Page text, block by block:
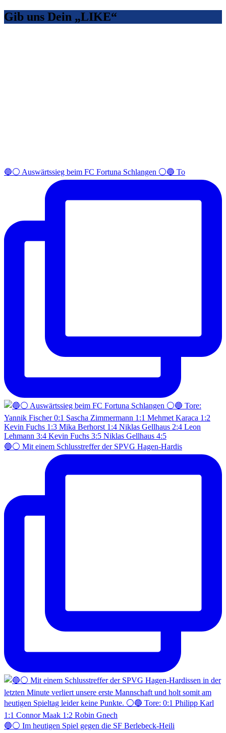
Gib uns Dein „LIKE“
🔵⚪️ Auswärtssieg beim FC Fortuna Schlangen ⚪️🔵 To
🔵⚪️ Mit einem Schlusstreffer der SPVG Hagen-Hardis
🔵⚪️ Im heutigen Spiel gegen die SF Berlebeck-Heili